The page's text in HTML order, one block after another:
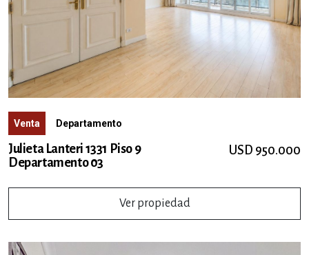
Venta Departamento
Julieta Lanteri 1331 Piso 9
Departamento 03
USD 950.000
Ver propiedad